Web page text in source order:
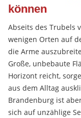
können
Abseits des Trubels
wenigen Orten auf
die Arme
Große, unbebaute
Horizont reicht,
aus dem Alltag
Brandenburg ist
sich auf unzählige